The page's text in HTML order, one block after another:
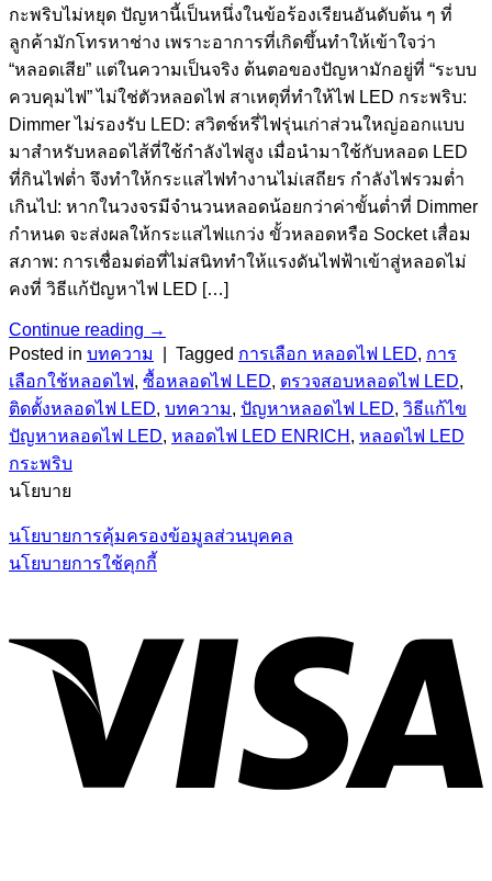
กะพริบไม่หยุด ปัญหานี้เป็นหนึ่งในข้อร้องเรียนอันดับต้น ๆ ที่
ลูกค้ามักโทรหาช่าง เพราะอาการที่เกิดขึ้นทำให้เข้าใจว่า
“หลอดเสีย” แต่ในความเป็นจริง ต้นตอของปัญหามักอยู่ที่ “ระบบ
ควบคุมไฟ” ไม่ใช่ตัวหลอดไฟ สาเหตุที่ทำให้ไฟ LED กระพริบ:
Dimmer ไม่รองรับ LED: สวิตช์หรี่ไฟรุ่นเก่าส่วนใหญ่ออกแบบ
มาสำหรับหลอดไส้ที่ใช้กำลังไฟสูง เมื่อนำมาใช้กับหลอด LED
ที่กินไฟต่ำ จึงทำให้กระแสไฟทำงานไม่เสถียร กำลังไฟรวมต่ำ
เกินไป: หากในวงจรมีจำนวนหลอดน้อยกว่าค่าขั้นต่ำที่ Dimmer
กำหนด จะส่งผลให้กระแสไฟแกว่ง ขั้วหลอดหรือ Socket เสื่อม
สภาพ: การเชื่อมต่อที่ไม่สนิททำให้แรงดันไฟฟ้าเข้าสู่หลอดไม่
คงที่ วิธีแก้ปัญหาไฟ LED […]
Continue reading →
Posted in บทความ Tagged การเลือก หลอดไฟ LED, การ
เลือกใช้หลอดไฟ, ซื้อหลอดไฟ LED, ตรวจสอบหลอดไฟ LED,
ติดตั้งหลอดไฟ LED, บทความ, ปัญหาหลอดไฟ LED, วิธีแก้ไข
ปัญหาหลอดไฟ LED, หลอดไฟ LED ENRICH , หลอดไฟ LED
กระพริบ
นโยบาย
นโยบายการคุ้มครองข้อมูลส่วนบุคคล
นโยบายการใช้คุกกี้